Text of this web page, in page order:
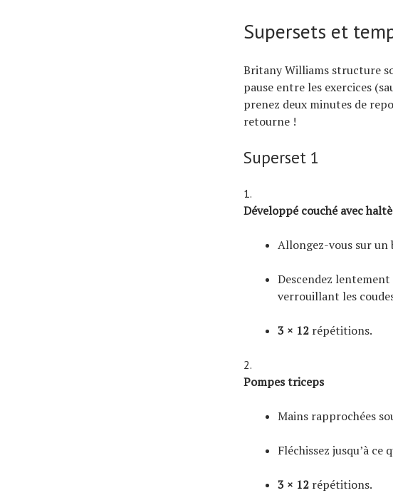
Supersets et
Britany Williams structure
pause entre les exercices
prenez deux minutes de
retourne !
Superset 1
Développé couché avec
Allongez-vous sur un
Descendez
verrouillant les
3 × 12 répétitions.
Pompes triceps
Mains rapprochées
Fléchissez jusqu’à
3 × 12 répétitions.